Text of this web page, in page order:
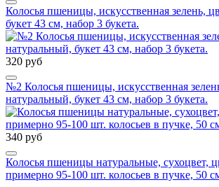
Колосья пшеницы, искусственная зелень,
букет 43 см, набор 3 букета.
320 руб
№2 Колосья пшеницы, искусственная
натуральный, букет 43 см, набор 3 букета.
340 руб
Колосья пшеницы натуральные, сухоцвет,
примерно 95-100 шт. колосьев в пучке, 50